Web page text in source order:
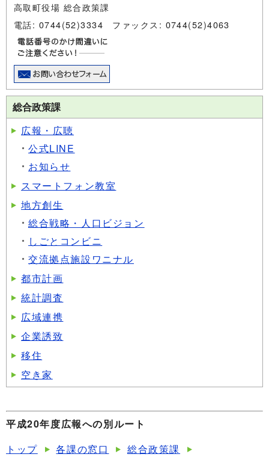
高取町役場 総合政策課
電話: 0744(52)3334 ファックス: 0744(52)4063
総合政策課
広報・広聴
公式LINE
お知らせ
スマートフォン教室
地方創生
総合戦略・人口ビジョン
しごとコンビニ
交流拠点施設ワニナル
都市計画
統計調査
広域連携
企業誘致
移住
空き家
平成20年度広報への別ルート
トップ
各課の窓口
総合政策課